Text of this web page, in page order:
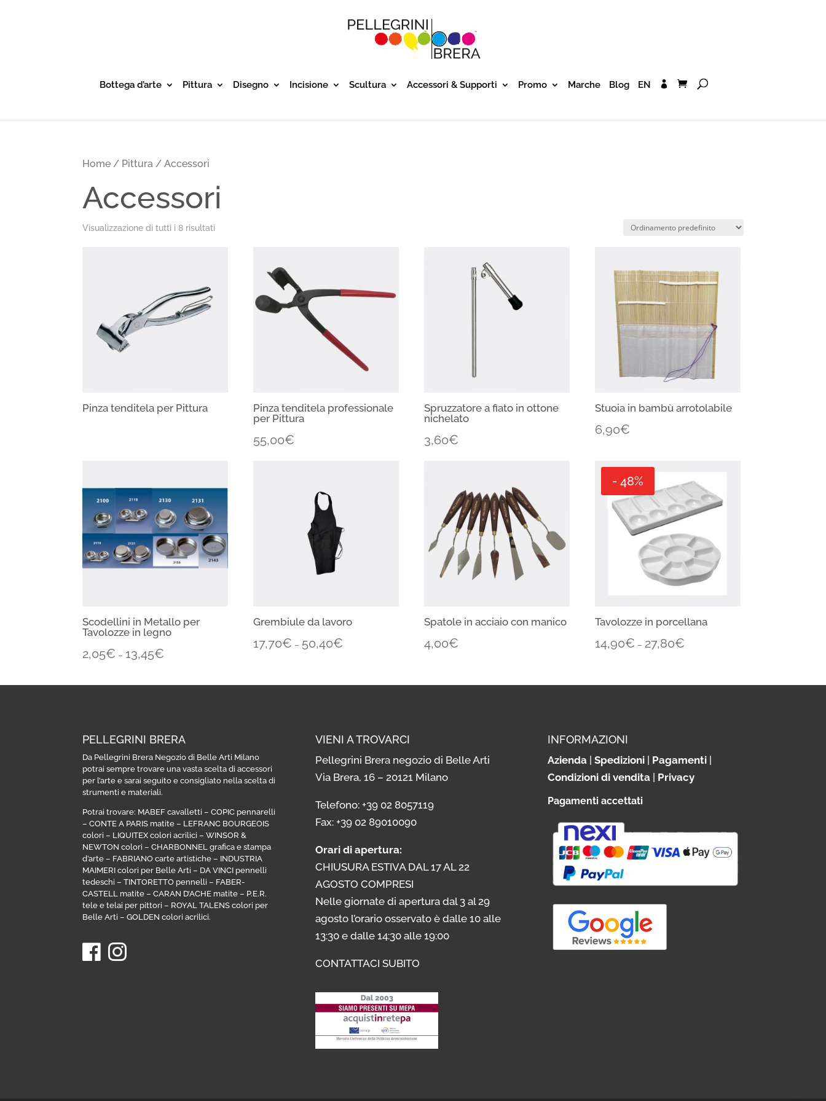
Bottega d’arte Pittura Disegno Incisione Scultura Accessori & Supporti Promo Marche Blog EN
Home / Pittura / Accessori
Accessori
Visualizzazione di tutti i 8 risultati
Pinza tenditela per Pittura
Pinza tenditela professionale
per Pittura
55,00€
Spruzzatore a fiato in ottone
nichelato
3,60€
Stuoia in bambù arrotolabile
6,90€
Scodellini in Metallo per
Tavolozze in legno
2,05€ – 13,45€
Grembiule da lavoro
17,70€ – 50,40€
Spatole in acciaio con manico
4,00€
- 48%
Tavolozze in porcellana
14,90€ – 27,80€
PELLEGRINI BRERA
Da Pellegrini Brera Negozio di Belle Arti Milano
potrai sempre trovare una vasta scelta di accessori
per l’arte e sarai seguito e consigliato nella scelta di
strumenti e materiali.
Potrai trovare: MABEF cavalletti –COPIC pennarelli
–CONTE A PARIS matite – LEFRANC BOURGEOIS
colori – LIQUITEX colori acrilici –WINSOR &
NEWTON colori –CHARBONNEL grafica e stampa
d’arte – FABRIANO carte artistiche – INDUSTRIA
MAIMERI colori per Belle Arti – DA VINCI pennelli
tedeschi –TINTORETTO pennelli – FABER-
CASTELL matite –CARAN D’ACHE matite – P.E.R.
tele e telai per pittori – ROYAL TALENS colori per
Belle Arti –GOLDEN colori acrilici.
VIENI A TROVARCI
Pellegrini Brera negozio di Belle Arti
Via Brera, 16 – 20121 Milano
Telefono: +39 02 8057119
Fax: +39 02 89010090
Orari di apertura:
CHIUSURA ESTIVA DAL 17 AL 22
AGOSTO COMPRESI
Nelle giornate di apertura dal 3 al 29
agosto l’orario osservato è dalle 10 alle
13:30 e dalle 14:30 alle 19:00
CONTATTACI SUBITO
INFORMAZIONI
Azienda| Spedizioni| Pagamenti|
Condizioni di vendita| Privacy
Pagamenti accettati